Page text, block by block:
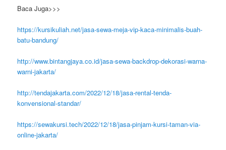
Baca Juga>>>
https://kursikuliah.net/jasa-sewa-meja-vip-kaca-minimalis-buah-
batu-bandung/
http://www.bintangjaya.co.id/jasa-sewa-backdrop-dekorasi-warna-
warni-jakarta/
http://tendajakarta.com/2022/12/18/jasa-rental-tenda-
konvensional-standar/
https://sewakursi.tech/2022/12/18/jasa-pinjam-kursi-taman-via-
online-jakarta/